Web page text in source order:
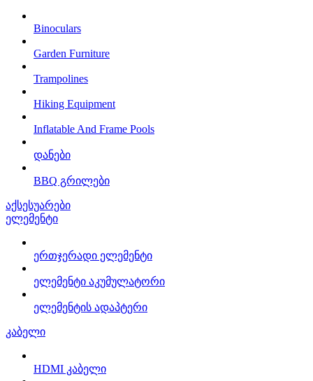
Binoculars
Garden Furniture
Trampolines
Hiking Equipment
Inflatable And Frame Pools
დანები
BBQ გრილები
აქსესუარები
ელემენტი
ერთჯერადი ელემენტი
ელემენტი აკუმულატორი
ელემენტის ადაპტერი
კაბელი
HDMI კაბელი